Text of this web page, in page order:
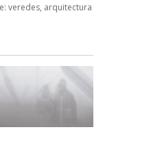
veredes, arquitectura